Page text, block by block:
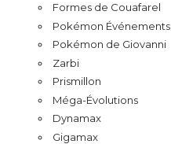
Formes de Couafarel
Pokémon Événements
Pokémon de Giovanni
Zarbi
Prismillon
Méga-Évolutions
Dynamax
Gigamax